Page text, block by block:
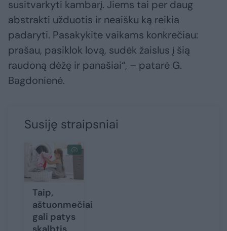
susitvarkyti kambarį. Jiems tai per daug
abstrakti užduotis ir neaišku ką reikia
padaryti. Pasakykite vaikams konkrečiau:
prašau, pasiklok lovą, sudėk žaislus į šią
raudoną dėžę ir panašiai“, – patarė G.
Bagdonienė.
Susiję straipsniai
Taip,
aštuonmečiai
gali patys